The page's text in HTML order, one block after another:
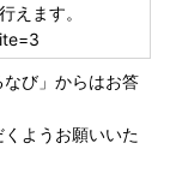
えます。
び」からはお答
ようお願いいた